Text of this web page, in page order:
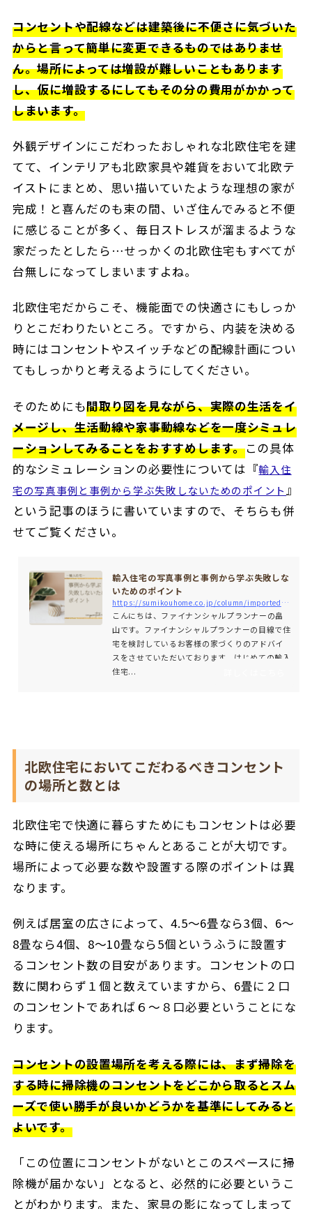
コンセントや配線などは建築後に不便さに気づいた
からと言って簡単に変更できるものではありませ
ん。場所によっては増設が難しいこともあります
し、仮に増設するにしてもその分の費用がかかって
しまいます。
外観デザインにこだわったおしゃれな北欧住宅を建
てて、インテリアも北欧家具や雑貨をおいて北欧テ
イストにまとめ、思い描いていたような理想の家が
完成！と喜んだのも束の間、いざ住んでみると不便
に感じることが多く、毎日ストレスが溜まるような
家だったとしたら…せっかくの北欧住宅もすべてが
台無しになってしまいますよね。
北欧住宅だからこそ、機能面での快適さにもしっか
りとこだわりたいところ。ですから、内装を決める
時にはコンセントやスイッチなどの配線計画につい
てもしっかりと考えるようにしてください。
そのためにも間取り図を見ながら、実際の生活をイ
メージし、生活動線や家事動線などを一度シミュレ
ーションしてみることをおすすめします。この具体
的なシミュレーションの必要性については『輸入住
宅の写真事例と事例から学ぶ失敗しないためのポイント 』
という記事のほうに書いていますので、そちらも併
せてご覧ください。
輸入住宅の写真事例と事例から学ぶ失敗しな
いためのポイント
https://sumikouhome.co.jp/column/imported-housing_case-examples
こんにちは、ファイナンシャルプランナーの畠
山です。ファイナンシャルプランナーの目線で住
宅を検討しているお客様の家づくりのアドバイ
スをさせていただいております。はじめての輸入
住宅...
北欧住宅においてこだわるべきコンセント
の場所と数とは
北欧住宅で快適に暮らすためにもコンセントは必要
な時に使える場所にちゃんとあることが大切です。
場所によって必要な数や設置する際のポイントは異
なります。
例えば居室の広さによって、4.5～6畳なら3個、6～
8畳なら4個、8～10畳なら5個というふうに設置す
るコンセント数の目安があります。コンセントの口
数に関わらず１個と数えていますから、6畳に２口
のコンセントであれば６～８口必要ということにな
ります。
コンセントの設置場所を考える際には、まず掃除を
する時に掃除機のコンセントをどこから取るとスム
ーズで使い勝手が良いかどうかを基準にしてみると
よいです。
「この位置にコンセントがないとこのスペースに掃
除機が届かない」となると、必然的に必要というこ
とがわかります。また、家具の影になってしまって